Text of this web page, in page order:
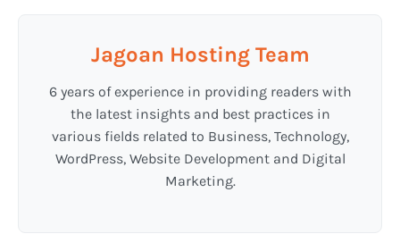
Jagoan Hosting Team
6 years of experience in providing readers with
the latest insights and best practices in
various fields related to Business, Technology,
WordPress, Website Development and Digital
Marketing.